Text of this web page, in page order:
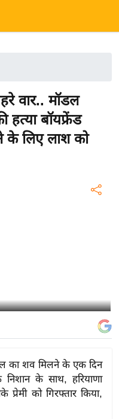
वार.. मॉडल
बॉयफ्रेंड
के लिए लाश को
का शव मिलने के एक दिन
के साथ, हरियाणा
को गिरफ्तार किया,